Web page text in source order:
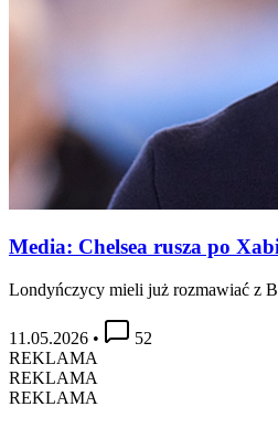
Media: Chelsea rusza po
Londyńczycy mieli już rozmawiać z
11.05.2026 •
52
REKLAMA
REKLAMA
REKLAMA